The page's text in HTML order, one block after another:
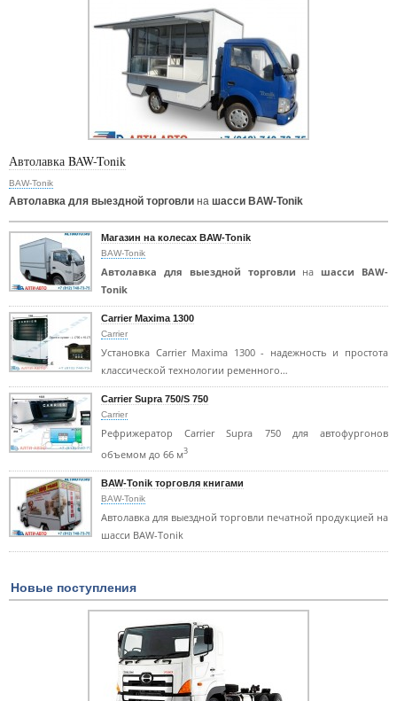
Автолавка BAW-Tonik
BAW-Tonik
Автолавка для выездной торговли на шасси BAW-Tonik
Магазин на колесах BAW-Tonik
BAW-Tonik
Автолавка для выездной торговли на шасси BAW-
Tonik
Carrier Maxima 1300
Carrier
Установка Carrier Maxima 1300 - надежность и простота
классической технологии ременного…
Carrier Supra 750/S 750
Carrier
Рефрижератор Carrier Supra 750 для автофургонов
объемом до 66 м3
BAW-Tonik торговля книгами
BAW-Tonik
Автолавка для выездной торговли печатной продукцией на
шасси BAW-Tonik
Новые поступления